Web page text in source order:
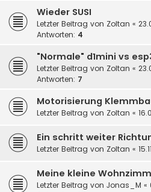
Wieder SUSI
Letzter Beitrag von Zoltan «
Antworten: 4
"Normale" d1mini vs
Letzter Beitrag von Zoltan «
Antworten: 7
Motorisierung
Letzter Beitrag von Zoltan «
Ein schritt weiter
Letzter Beitrag von Zoltan «
Meine kleine
Letzter Beitrag von Jonas_M «